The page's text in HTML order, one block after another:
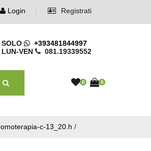
Login Registrati
SOLO
+393481844997
LUN-VEN
081.19339552
0 0
c-13_20.h /